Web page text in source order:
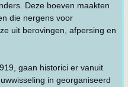
Deze boeven maakten
die nergens voor
uit berovingen, afpersing en
gaan historici er vanuit
in georganiseerd